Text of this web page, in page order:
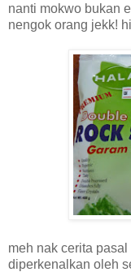
nanti mokwo bukan
nengok orang jekk!
meh nak cerita
diperkenalkan oleh